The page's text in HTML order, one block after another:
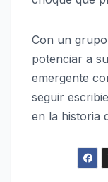
Con un
potenciar a
emergente
seguir
en la historia